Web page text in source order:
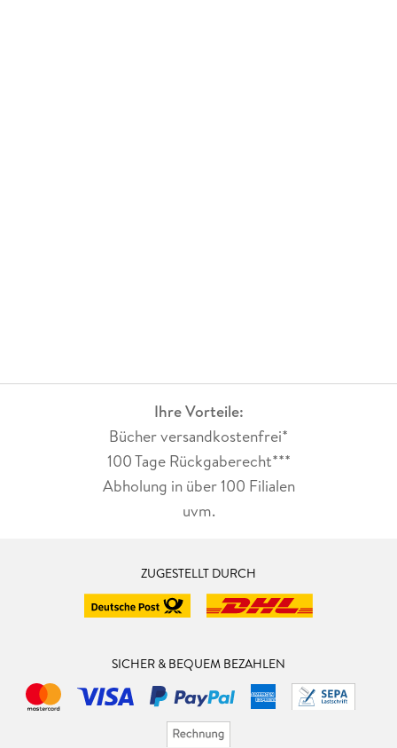
Ihre Vorteile:
Bücher versandkostenfrei*
100 Tage Rückgaberecht***
Abholung in über 100 Filialen
uvm.
ZUGESTELLT DURCH
SICHER & BEQUEM BEZAHLEN